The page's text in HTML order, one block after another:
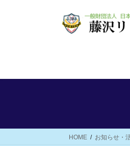
ス
ン
HOME お知らせ・